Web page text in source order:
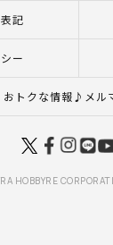
記
ー
おトクな情報♪メル
HOBBYRE